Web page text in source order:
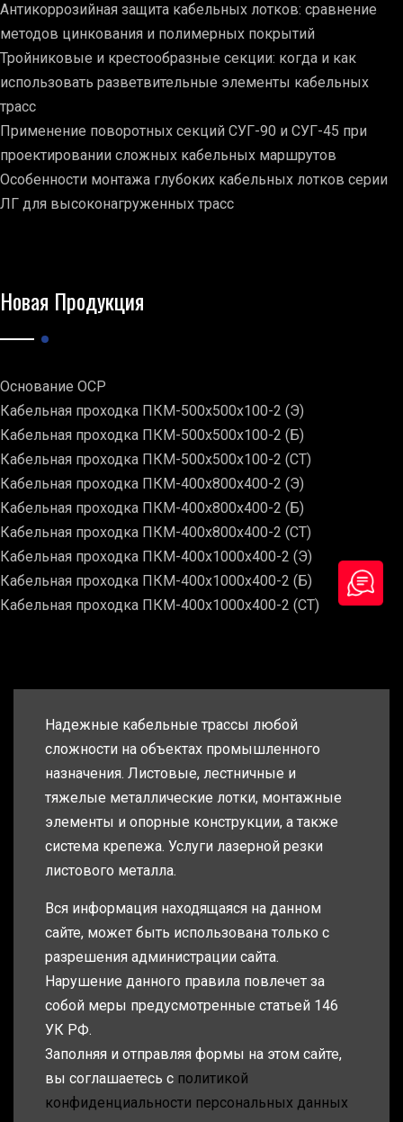
Антикоррозийная защита кабельных лотков: сравнение
методов цинкования и полимерных покрытий
Тройниковые и крестообразные секции: когда и как
использовать разветвительные элементы кабельных
трасс
Применение поворотных секций СУГ-90 и СУГ-45 при
проектировании сложных кабельных маршрутов
Особенности монтажа глубоких кабельных лотков серии
ЛГ для высоконагруженных трасс
Новая Продукция
Основание ОСР
Кабельная проходка ПКМ-500х500х100-2 (Э)
Кабельная проходка ПКМ-500х500х100-2 (Б)
Кабельная проходка ПКМ-500х500х100-2 (СТ)
Кабельная проходка ПКМ-400х800х400-2 (Э)
Кабельная проходка ПКМ-400х800х400-2 (Б)
Кабельная проходка ПКМ-400х800х400-2 (СТ)
Кабельная проходка ПКМ-400х1000х400-2 (Э)
Кабельная проходка ПКМ-400х1000х400-2 (Б)
Кабельная проходка ПКМ-400х1000х400-2 (СТ)
Надежные кабельные трассы любой
сложности на объектах промышленного
назначения. Листовые, лестничные и
тяжелые металлические лотки, монтажные
элементы и опорные конструкции, а также
система крепежа. Услуги лазерной резки
листового металла.
Вся информация находящаяся на данном
сайте, может быть использована только с
разрешения администрации сайта.
Нарушение данного правила повлечет за
собой меры предусмотренные статьей 146
УК РФ.
Заполняя и отправляя формы на этом сайте,
вы соглашаетесь с политикой
конфиденциальности персональных данных